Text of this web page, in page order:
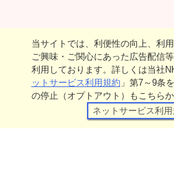
当サイトでは、利便性の向上、利
ご興味・ご関心にあった広告配信
利用しております。詳しくは当社
ットサービス利用規約 」第7～9条
の停止（オプトアウト）もこちらか
ネットサービス利